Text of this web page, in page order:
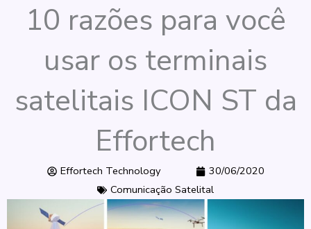
10 razões para você
usar os terminais
satelitais ICON ST da
Effortech
Effortech Technology
30/06/2020
Comunicação Satelital